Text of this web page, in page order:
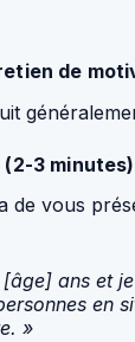
de
3 minutes)
de vous
ans et
»